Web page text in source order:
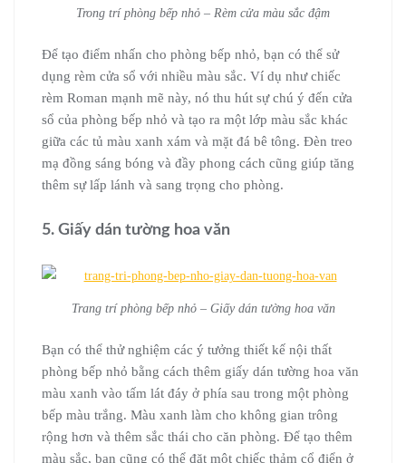
Trong trí phòng bếp nhỏ – Rèm cửa màu sắc đậm
Để tạo điểm nhấn cho phòng bếp nhỏ, bạn có thể sử
dụng rèm cửa sổ với nhiều màu sắc. Ví dụ như chiếc
rèm Roman mạnh mẽ này, nó thu hút sự chú ý đến cửa
sổ của phòng bếp nhỏ và tạo ra một lớp màu sắc khác
giữa các tủ màu xanh xám và mặt đá bê tông. Đèn treo
mạ đồng sáng bóng và đầy phong cách cũng giúp tăng
thêm sự lấp lánh và sang trọng cho phòng.
5. Giấy dán tường hoa văn
Trang trí phòng bếp nhỏ – Giấy dán tường hoa văn
Bạn có thể thử nghiệm các ý tưởng thiết kế nội thất
phòng bếp nhỏ bằng cách thêm giấy dán tường hoa văn
màu xanh vào tấm lát đáy ở phía sau trong một phòng
bếp màu trắng. Màu xanh làm cho không gian trông
rộng hơn và thêm sắc thái cho căn phòng. Để tạo thêm
màu sắc, bạn cũng có thể đặt một chiếc thảm cổ điển ở